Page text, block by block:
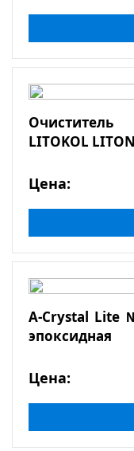
LITOKOL
Цена:
A-Crystal Lite
эпоксидная
Цена: